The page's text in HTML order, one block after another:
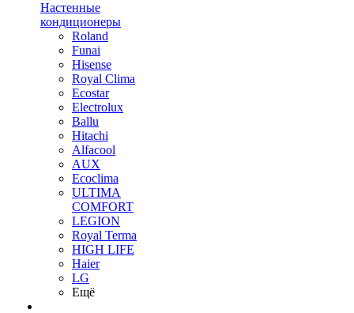
Настенные
кондиционеры
Roland
Funai
Hisense
Royal Clima
Ecostar
Electrolux
Ballu
Hitachi
Alfacool
AUX
Ecoclima
ULTIMA
COMFORT
LEGION
Royal Terma
HIGH LIFE
Haier
LG
Ещё